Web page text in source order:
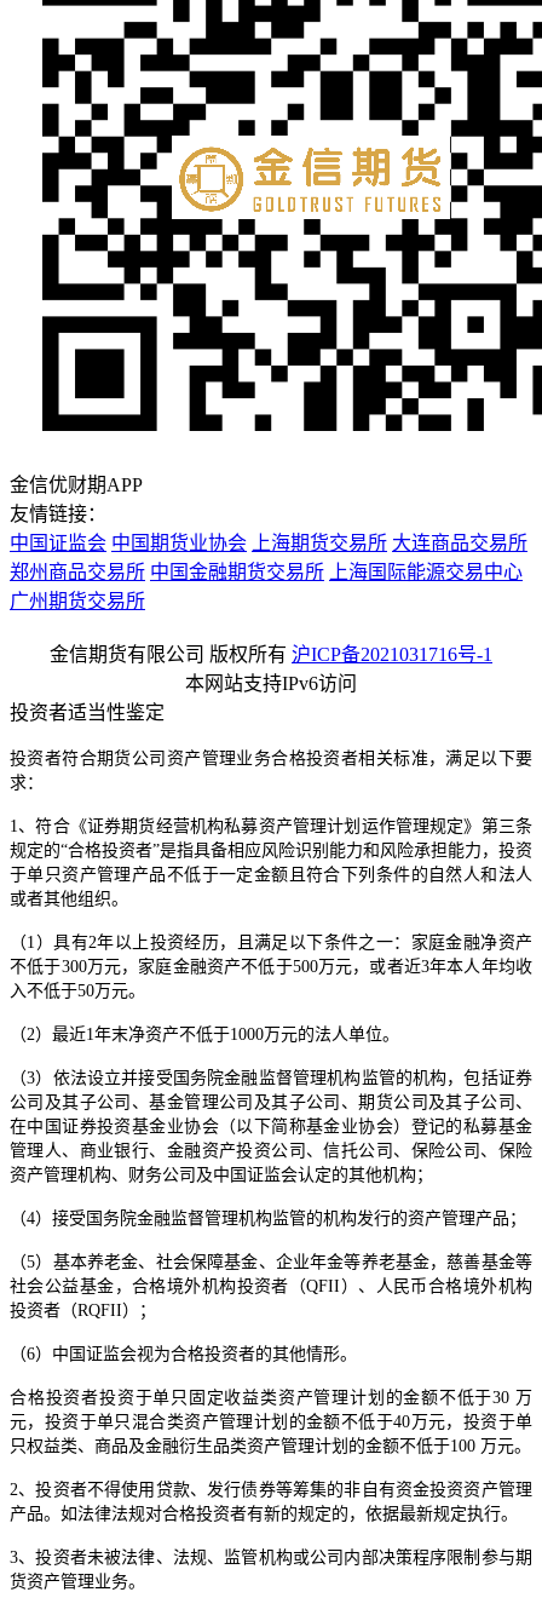
金信优财期APP
友情链接：
中国证监会 中国期货业协会 上海期货交易所 大连商品交易所
郑州商品交易所 中国金融期货交易所
上海国际能源交易中心
广州期货交易所
金信期货有限公司 版权所有 沪ICP备2021031716号-1
本网站支持IPv6访问
投资者适当性鉴定
投资者符合期货公司资产管理业务合格投资者相关标准，满足以下要
求：
1、符合《证券期货经营机构私募资产管理计划运作管理规定》第三条
规定的“合格投资者”是指具备相应风险识别能力和风险承担能力，投资
于单只资产管理产品不低于一定金额且符合下列条件的自然人和法人
或者其他组织。
（1）具有2年以上投资经历，且满足以下条件之一：家庭金融净资产
不低于300万元，家庭金融资产不低于500万元，或者近3年本人年均收
入不低于50万元。
（2）最近1年末净资产不低于1000万元的法人单位。
（3）依法设立并接受国务院金融监督管理机构监管的机构，包括证券
公司及其子公司、基金管理公司及其子公司、期货公司及其子公司、
在中国证券投资基金业协会（以下简称基金业协会）登记的私募基金
管理人、商业银行、金融资产投资公司、信托公司、保险公司、保险
资产管理机构、财务公司及中国证监会认定的其他机构；
（4）接受国务院金融监督管理机构监管的机构发行的资产管理产品；
（5）基本养老金、社会保障基金、企业年金等养老基金，慈善基金等
社会公益基金，合格境外机构投资者（QFII）、人民币合格境外机构
投资者（RQFII）；
（6）中国证监会视为合格投资者的其他情形。
合格投资者投资于单只固定收益类资产管理计划的金额不低于30 万
元，投资于单只混合类资产管理计划的金额不低于40万元，投资于单
只权益类、商品及金融衍生品类资产管理计划的金额不低于100 万元。
2、投资者不得使用贷款、发行债券等筹集的非自有资金投资资产管理
产品。如法律法规对合格投资者有新的规定的，依据最新规定执行。
3、投资者未被法律、法规、监管机构或公司内部决策程序限制参与期
货资产管理业务。